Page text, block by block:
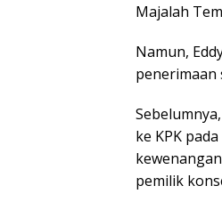
Majalah
Namun,
penerimaan
ke KPK
pemilik